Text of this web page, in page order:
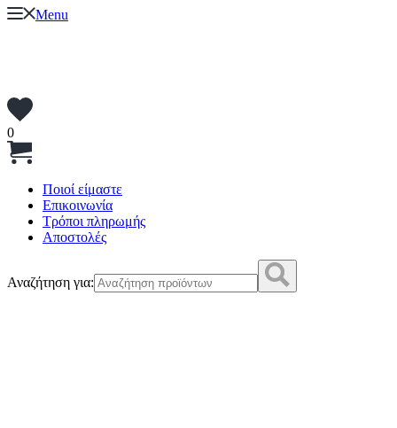
Menu
0
Ποιοί είμαστε
Επικοινωνία
Τρόποι πληρωμής
Αποστολές
Αναζήτηση για: